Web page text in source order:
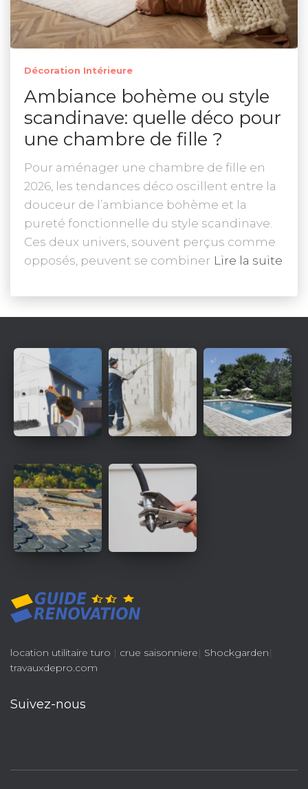
Décoration Intérieure
Ambiance bohème ou style
scandinave: quelle déco pour
une chambre de fille ?
Pour aménager une chambre de fille en
2026, les tendances déco oscillent entre la
douceur de l’ambiance bohème et la
pureté fonctionnelle du style scandinave.
Ces deux univers, souvent perçus comme
opposés, peuvent se combiner Lire la suite
location utilitaire turo | crue saisonniere| Shockgarden|
travauxdepro.com
Suivez-nous